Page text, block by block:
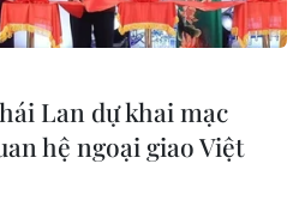
thời gian để “nhấm nháp
.
(TTXVN/Vietnam+)
Lan dự khai mạc
hệ ngoại giao Việt